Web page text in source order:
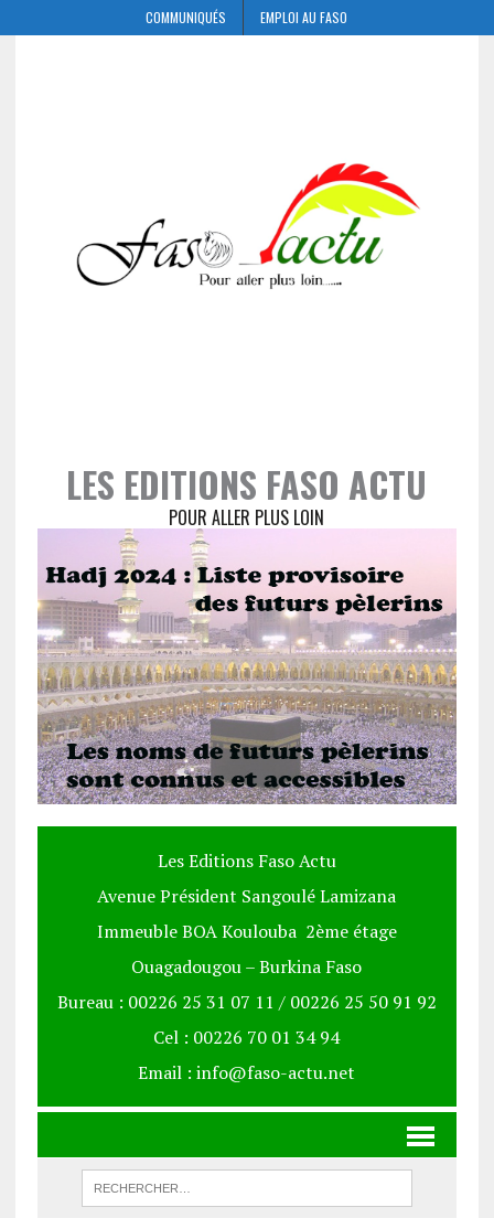
COMMUNIQUÉS EMPLOI AU FASO
LES EDITIONS FASO ACTU
POUR ALLER PLUS LOIN
Les Editions Faso Actu
Avenue Président Sangoulé Lamizana
Immeuble BOA Koulouba 2ème étage
Ouagadougou – Burkina Faso
Bureau : 00226 25 31 07 11 / 00226 25 50 91 92
Cel : 00226 70 01 34 94
Email : info@faso-actu.net